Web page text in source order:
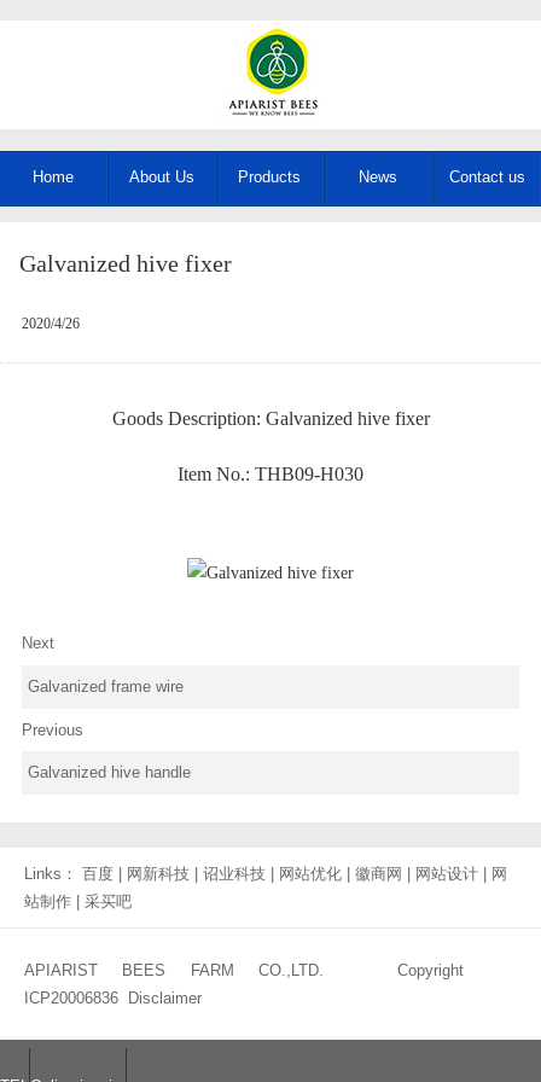
Home About Us Products News Contact us
Galvanized hive fixer
2020/4/26
Goods Description: Galvanized hive fixer
Item No.: THB09-H030
Next
Galvanized frame wire
Previous
Galvanized hive handle
Links： 百度 | 网新科技 | 诏业科技 | 网站优化 | 徽商网 | 网站设计 | 网
站制作 | 采买吧
APIARIST BEES FARM CO.,LTD. Copyright
ICP20006836 Disclaimer